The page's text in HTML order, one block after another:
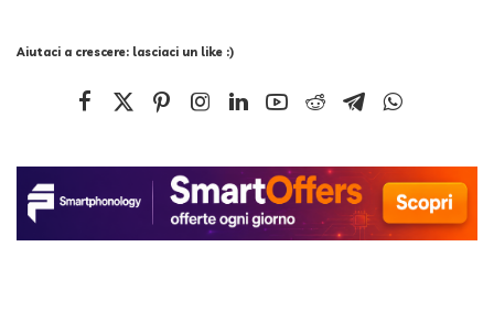
Aiutaci a crescere: lasciaci un like :)